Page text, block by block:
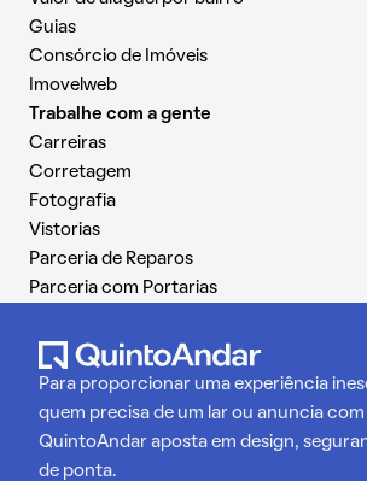
Guias
Consórcio de Imóveis
Imovelweb
Trabalhe com a gente
Carreiras
Corretagem
Fotografia
Vistorias
Parceria de Reparos
Parceria com Portarias
Para proporcionar uma experiência
quem precisa de um lar ou anuncia
QuintoAndar aposta em design,
de ponta.